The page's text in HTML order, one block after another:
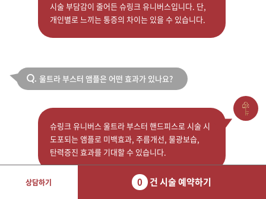
시술 부담감이 줄어든 슈링크 유니버스입니다. 단,
개인별로 느끼는 통증의 차이는 있을 수 있습니다.
Q. 울트라 부스터 앰플은 어떤 효과가 있나요?
슈링크 유니버스 울트라 부스터 핸드피스로 시술 시
도포되는 앰플로 미백효과, 주름개선, 물광보습,
탄력증진 효과를 기대할 수 있습니다.
상담하기 0 건 시술 예약하기